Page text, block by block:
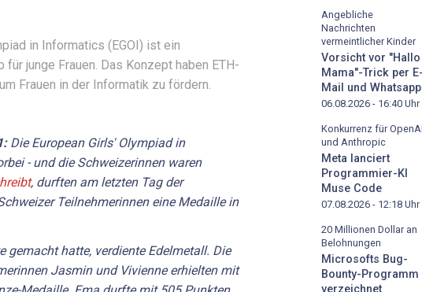
in Informatics (EGOI) ist ein
junge Frauen. Das Konzept haben ETH-
Frauen in der Informatik zu fördern.
Die European Girls' Olympiad in
- und die Schweizerinnen waren
, durften am letzten Tag der
Teilnehmerinnen eine Medaille in
gemacht hatte, verdiente Edelmetall. Die
Jasmin und Vivienne erhielten mit
Angebliche
Nachrichten
vermeintlicher Kinder
Vorsicht vor "Hallo
Mama"-Trick per
Mail und Whatsapp
06.08.2026 - 16:40 Uhr
Konkurrenz für
und Anthropic
Meta lanciert
Programmier-KI
Muse Code
07.08.2026 - 12:18 Uhr
20 Millionen Dollar an
Belohnungen
Microsofts Bug-
Bounty-Programm
verzeichnet